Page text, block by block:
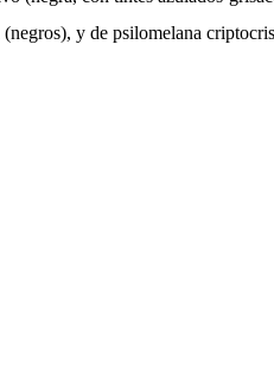
y de psilomelana